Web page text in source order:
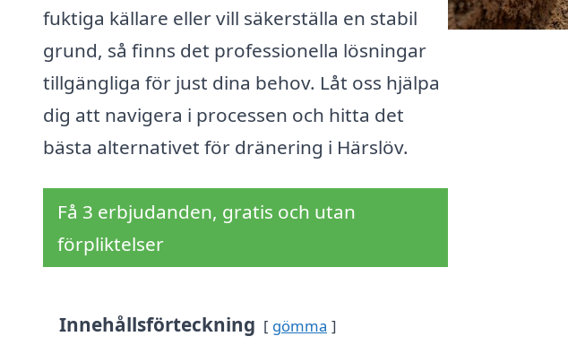
fuktiga källare eller vill säkerställa en stabil
grund, så finns det professionella lösningar
tillgängliga för just dina behov. Låt oss hjälpa
dig att navigera i processen och hitta det
bästa alternativet för dränering i Härslöv.
Få 3 erbjudanden, gratis och utan
förpliktelser
Innehållsförteckning gömma